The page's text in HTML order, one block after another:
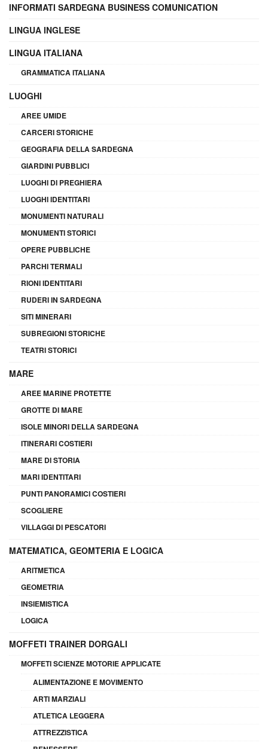
INFORMATI SARDEGNA BUSINESS COMUNICATION
LINGUA INGLESE
LINGUA ITALIANA
GRAMMATICA ITALIANA
LUOGHI
AREE UMIDE
CARCERI STORICHE
GEOGRAFIA DELLA SARDEGNA
GIARDINI PUBBLICI
LUOGHI DI PREGHIERA
LUOGHI IDENTITARI
MONUMENTI NATURALI
MONUMENTI STORICI
OPERE PUBBLICHE
PARCHI TERMALI
RIONI IDENTITARI
RUDERI IN SARDEGNA
SITI MINERARI
SUBREGIONI STORICHE
TEATRI STORICI
MARE
AREE MARINE PROTETTE
GROTTE DI MARE
ISOLE MINORI DELLA SARDEGNA
ITINERARI COSTIERI
MARE DI STORIA
MARI IDENTITARI
PUNTI PANORAMICI COSTIERI
SCOGLIERE
VILLAGGI DI PESCATORI
MATEMATICA, GEOMTERIA E LOGICA
ARITMETICA
GEOMETRIA
INSIEMISTICA
LOGICA
MOFFETI TRAINER DORGALI
MOFFETI SCIENZE MOTORIE APPLICATE
ALIMENTAZIONE E MOVIMENTO
ARTI MARZIALI
ATLETICA LEGGERA
ATTREZZISTICA